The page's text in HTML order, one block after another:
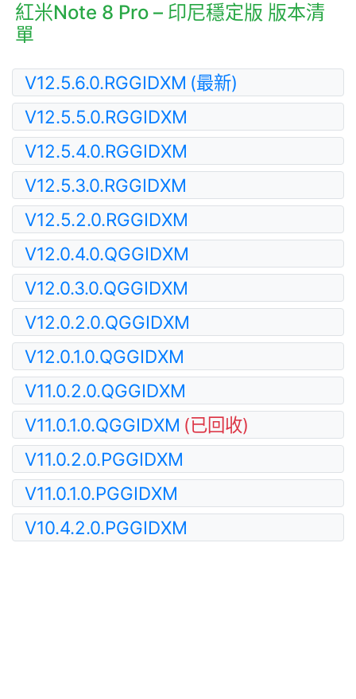
紅米Note 8 Pro – 印尼穩定版 版本清
單
V12.5.6.0.RGGIDXM (最新)
V12.5.5.0.RGGIDXM
V12.5.4.0.RGGIDXM
V12.5.3.0.RGGIDXM
V12.5.2.0.RGGIDXM
V12.0.4.0.QGGIDXM
V12.0.3.0.QGGIDXM
V12.0.2.0.QGGIDXM
V12.0.1.0.QGGIDXM
V11.0.2.0.QGGIDXM
V11.0.1.0.QGGIDXM (已回收)
V11.0.2.0.PGGIDXM
V11.0.1.0.PGGIDXM
V10.4.2.0.PGGIDXM